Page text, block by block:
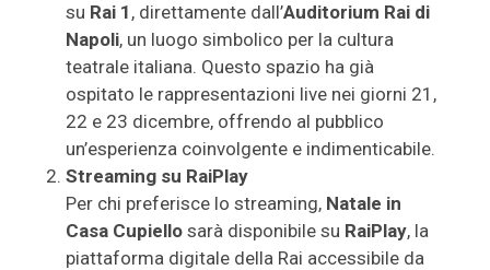
su Rai 1 , direttamente dall’Auditorium Rai di
Napoli, un luogo simbolico per la cultura
teatrale italiana. Questo spazio ha già
ospitato le rappresentazioni live nei giorni 21,
22 e 23 dicembre, offrendo al pubblico
un’esperienza coinvolgente e indimenticabile.
Streaming su RaiPlay
Per chi preferisce lo streaming, Natale in
Casa Cupiello sarà disponibile su RaiPlay, la
piattaforma digitale della Rai accessibile da